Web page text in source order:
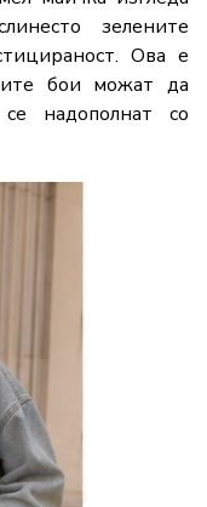
зелените
Ова е
бои можат да
надополнат со